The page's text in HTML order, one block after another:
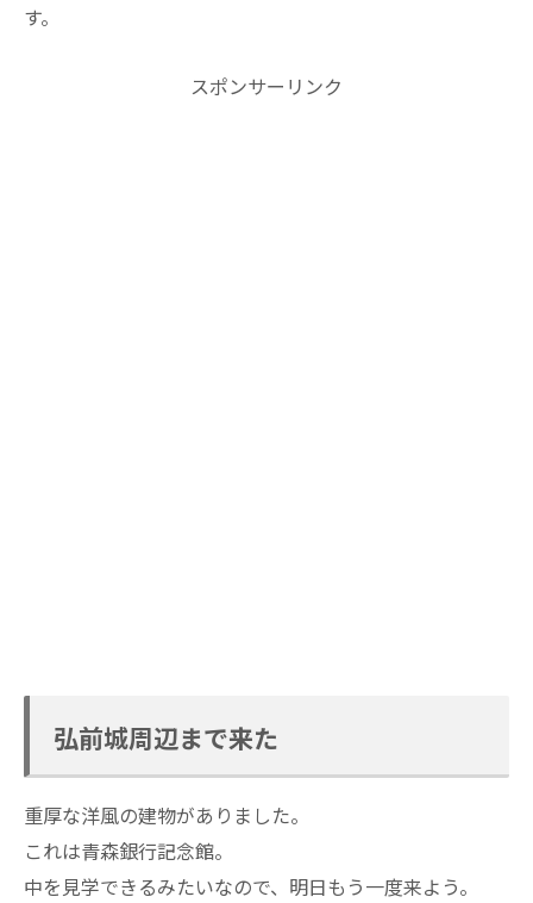
す。
スポンサーリンク
弘前城周辺まで来た
重厚な洋風の建物がありました。
これは青森銀行記念館。
中を見学できるみたいなので、明日もう一度来よう。